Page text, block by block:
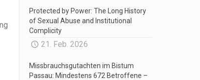
Protected by Power: The Long History
of Sexual Abuse and Institutional
Complicity
21. Feb. 2026
Missbrauchsgutachten im Bistum
Passau: Mindestens 672 Betroffene –